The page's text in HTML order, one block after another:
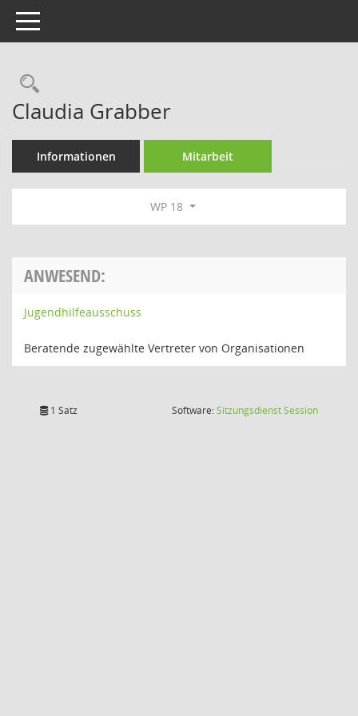
Toggle navigation
Rechercheauswahl
Claudia Grabber
Informationen Mitarbeit
WP 18
ANWESEND:
Jugendhilfeausschuss
Beratende zugewählte Vertreter von Organisationen
1 Satz Software:SitzungsdienstSession(Wird in